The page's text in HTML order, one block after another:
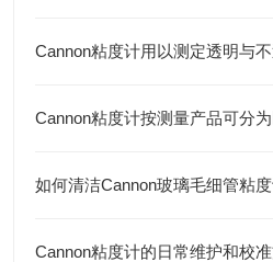
Cannon粘度计用以测定透明与
Cannon粘度计按测量产品可分
如何清洁Cannon玻璃毛细管粘
Cannon粘度计的日常维护和校